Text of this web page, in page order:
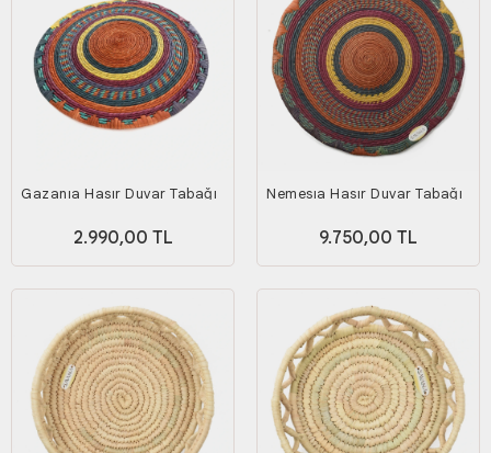
Gazanıa Hasır Duvar Tabağı_
2.990,00 TL
Nemesıa Hasır Duvar Tabağı_
9.750,00 TL